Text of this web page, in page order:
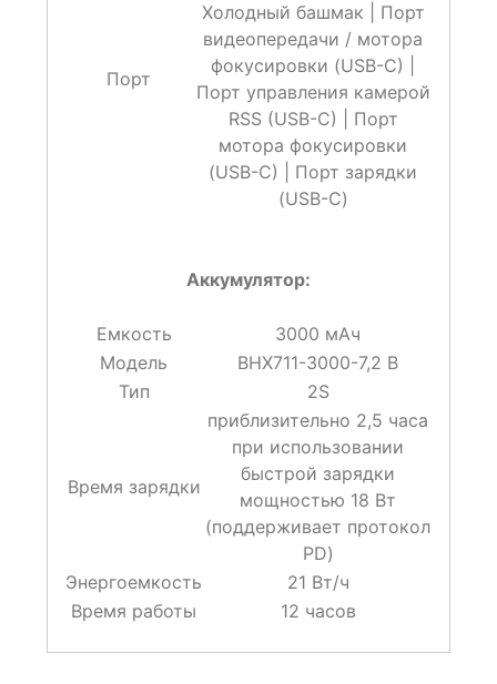
Порт
Холодный башмак | Порт
видеопередачи / мотора
фокусировки (USB-C) |
Порт управления камерой
RSS (USB-C) | Порт
мотора фокусировки
(USB-C) | Порт зарядки
(USB-C)
Аккумулятор:
Емкость
3000 мАч
Модель
BHX711-3000-7,2 В
Тип
2S
Время зарядки
приблизительно 2,5 часа
при использовании
быстрой зарядки
мощностью 18 Вт
(поддерживает протокол
PD)
Энергоемкость
21 Вт/ч
Время работы
12 часов